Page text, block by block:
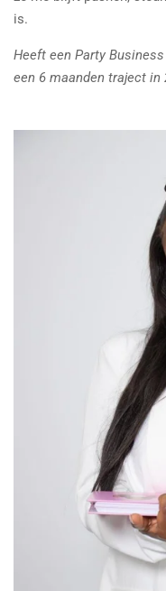
is.
Heeft een Party
een 6 maanden traject in